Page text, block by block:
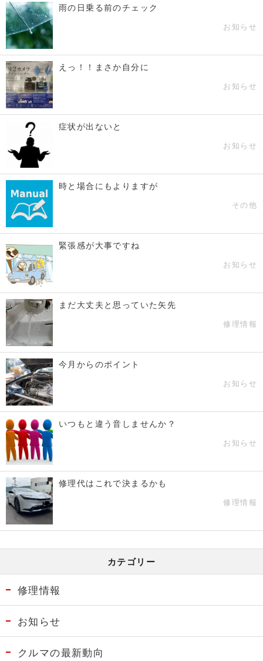
雨の日乗る前のチェック
お知らせ
えっ！！まさか自分に
お知らせ
症状が出ないと
お知らせ
時と場合にもよりますが
その他
緊張感が大事ですね
お知らせ
まだ大丈夫と思っていた矢先
修理情報
今月からのポイント
お知らせ
いつもと違う音しませんか？
お知らせ
修理代はこれで決まるかも
修理情報
カテゴリー
修理情報
お知らせ
クルマの最新動向